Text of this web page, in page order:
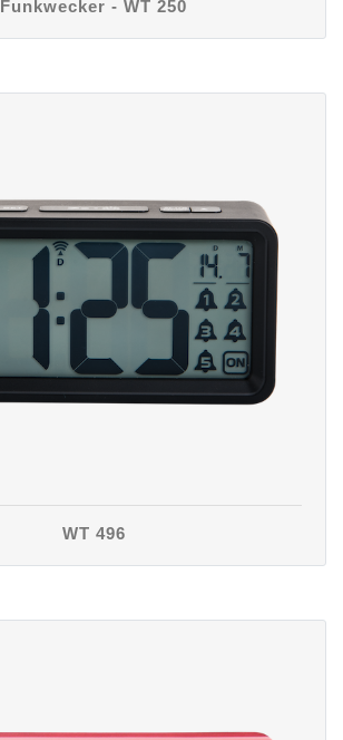
Funkwecker - WT 250
WT 496